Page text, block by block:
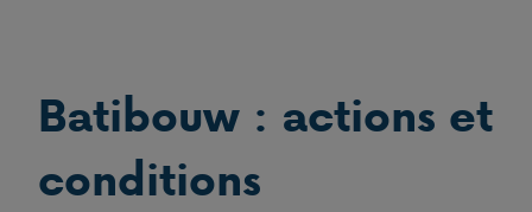
Batibouw : actions et
conditions